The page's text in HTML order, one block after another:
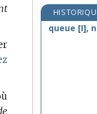
queue [I],